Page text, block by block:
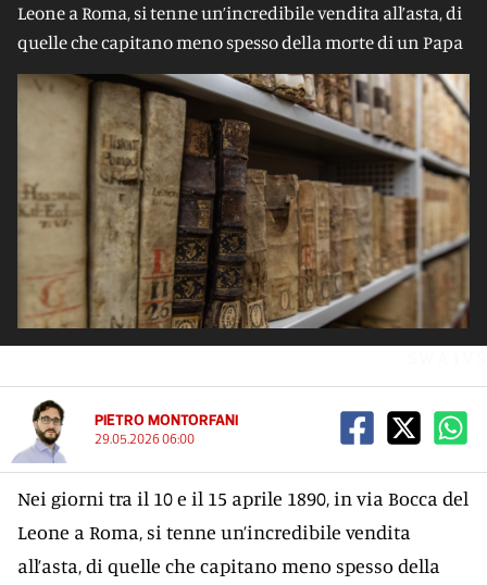
Leone a Roma, si tenne un’incredibile vendita all’asta, di
quelle che capitano meno spesso della morte di un Papa
PIETRO MONTORFANI
29.05.2026 06:00
Nei giorni tra il 10 e il 15 aprile 1890, in via Bocca del
Leone a Roma, si tenne un’incredibile vendita
all’asta, di quelle che capitano meno spesso della